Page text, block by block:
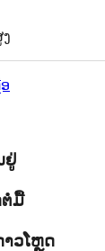
ຢູ່
ຕໍ່ມື້
ວໂຫຼດ